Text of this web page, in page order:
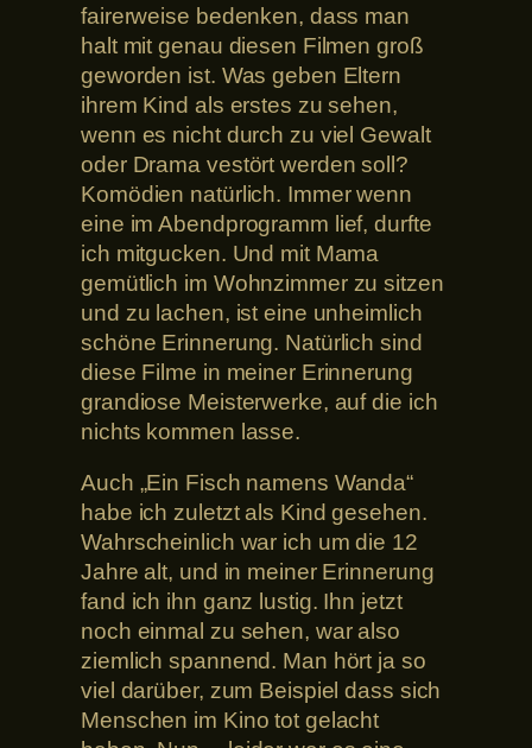
fairerweise bedenken, dass man
halt mit genau diesen Filmen groß
geworden ist. Was geben Eltern
ihrem Kind als erstes zu sehen,
wenn es nicht durch zu viel Gewalt
oder Drama vestört werden soll?
Komödien natürlich. Immer wenn
eine im Abendprogramm lief, durfte
ich mitgucken. Und mit Mama
gemütlich im Wohnzimmer zu sitzen
und zu lachen, ist eine unheimlich
schöne Erinnerung. Natürlich sind
diese Filme in meiner Erinnerung
grandiose Meisterwerke, auf die ich
nichts kommen lasse.
Auch „Ein Fisch namens Wanda“
habe ich zuletzt als Kind gesehen.
Wahrscheinlich war ich um die 12
Jahre alt, und in meiner Erinnerung
fand ich ihn ganz lustig. Ihn jetzt
noch einmal zu sehen, war also
ziemlich spannend. Man hört ja so
viel darüber, zum Beispiel dass sich
Menschen im Kino tot gelacht